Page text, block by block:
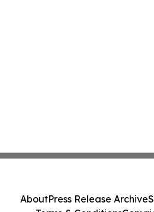
AboutPress Release Archive